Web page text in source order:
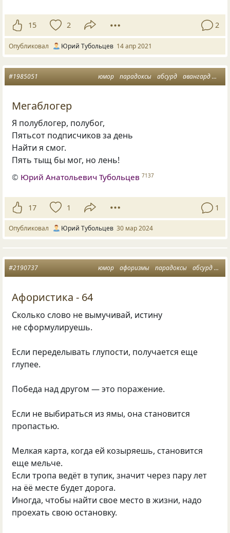
15 2 2
Опубликовал Юрий Тубольцев 14 апр 2021
юмор парадоксы абсурд авангард
#1985051
Мегаблогер
Я полублогер, полубог,
Пятьсот подписчиков за день
Найти я смог.
Пять тыщ бы мог, но лень!
© Юрий Анатольевич Тубольцев 7137
17 1 1
Опубликовал Юрий Тубольцев 30 мар 2024
юмор афоризмы парадоксы абсурд
#2190737
Афористика - 64
Сколько слово не вымучивай, истину
не сформулируешь.
Если переделывать глупости, получается еще
глупее.
Победа над другом — это поражение.
Если не выбираться из ямы, она становится
пропастью.
Мелкая карта, когда ей козыряешь, становится
еще мельче.
Если тропа ведёт в тупик, значит через пару лет
на ёё месте будет дорога.
Иногда, чтобы найти свое место в жизни, надо
проехать свою остановку.